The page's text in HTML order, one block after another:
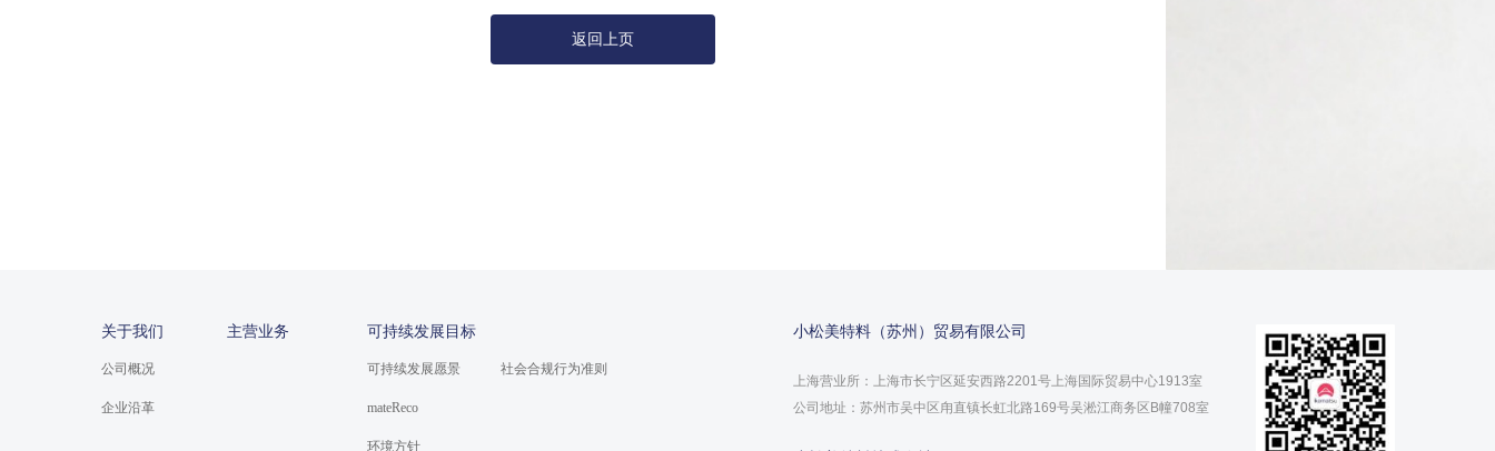
返回上页
小松美特料（苏州）贸易有限公司
上海营业所：上海市长宁区延安西路2201号上海国际贸易中心1913室
公司地址：苏州市吴中区甪直镇长虹北路169号吴淞江商务区B幢708室
关于我们
公司概况
企业沿革
主营业务 可持续发展目标
可持续发展愿景
mateReco
环境方针
社会合规行为准则